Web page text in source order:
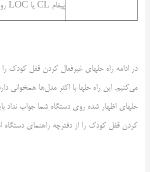
پیغام CL یا LOC روی نمایشگر
در ادامه راه حلهای غیرفعال کردن قفل کودک را
می‌کنیم. این راه حلها با اکثر مدل‌ها همخوانی
حلهای اظهار شده روی دستگاه شما جواب نداد
کردن قفل کودک را از دفترچه راهنمای دستگاه